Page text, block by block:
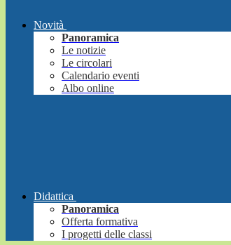
Novità
Panoramica
Le notizie
Le circolari
Calendario eventi
Albo online
Didattica
Panoramica
Offerta formativa
I progetti delle classi